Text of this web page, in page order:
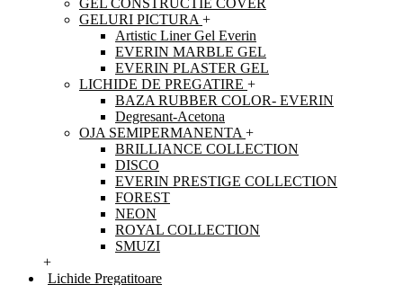
GEL CONSTRUCTIE COVER
GELURI PICTURA +
Artistic Liner Gel Everin
EVERIN MARBLE GEL
EVERIN PLASTER GEL
LICHIDE DE PREGATIRE +
BAZA RUBBER COLOR- EVERIN
Degresant-Acetona
OJA SEMIPERMANENTA +
BRILLIANCE COLLECTION
DISCO
EVERIN PRESTIGE COLLECTION
FOREST
NEON
ROYAL COLLECTION
SMUZI
+
Lichide Pregatitoare